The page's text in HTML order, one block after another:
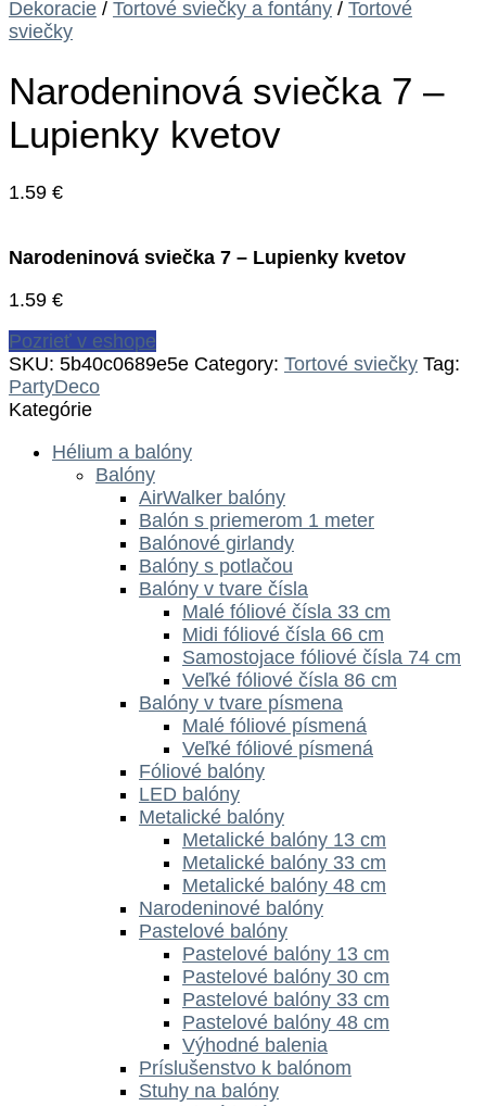
Dekoracie / Tortové sviečky a fontány / Tortové
sviečky
Narodeninová sviečka 7 –
Lupienky kvetov
1.59 €
Narodeninová sviečka 7 – Lupienky kvetov
1.59 €
Pozrieť v eshope
SKU: 5b40c0689e5e Category: Tortové sviečky Tag:
PartyDeco
Kategórie
Hélium a balóny
Balóny
AirWalker balóny
Balón s priemerom 1 meter
Balónové girlandy
Balóny s potlačou
Balóny v tvare čísla
Malé fóliové čísla 33 cm
Midi fóliové čísla 66 cm
Samostojace fóliové čísla 74 cm
Veľké fóliové čísla 86 cm
Balóny v tvare písmena
Malé fóliové písmená
Veľké fóliové písmená
Fóliové balóny
LED balóny
Metalické balóny
Metalické balóny 13 cm
Metalické balóny 33 cm
Metalické balóny 48 cm
Narodeninové balóny
Pastelové balóny
Pastelové balóny 13 cm
Pastelové balóny 30 cm
Pastelové balóny 33 cm
Pastelové balóny 48 cm
Výhodné balenia
Príslušenstvo k balónom
Stuhy na balóny